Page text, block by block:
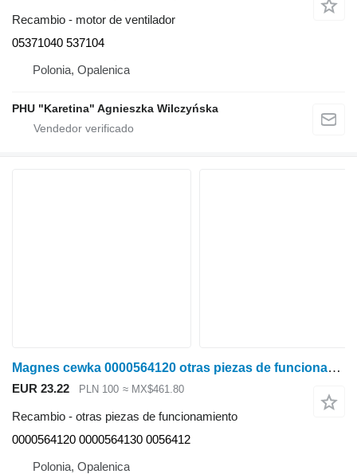
Recambio - motor de ventilador
05371040 537104
Polonia, Opalenica
PHU "Karetina" Agnieszka Wilczyńska
Magnes cewka 0000564120 otras piezas de funcionamiento para Claas Lexion Tucano Jaguar cosechadora de cereales
EUR 23.22 PLN 100 ≈ MX$461.80
Recambio - otras piezas de funcionamiento
0000564120 0000564130 0056412
Polonia, Opalenica